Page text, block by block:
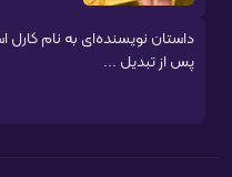
داستان نویسنده‌ای به نام کارل
پس از تبدیل ...